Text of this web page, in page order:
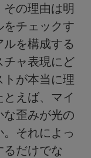
の理由は明
チェックす
を構成する
チャ表現にど
が本当に理
えば、マイ
な歪みが光の
それによっ
だけでな